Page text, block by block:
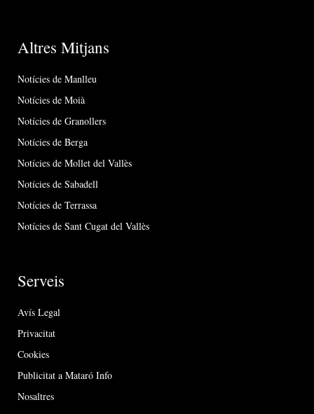
Altres Mitjans
Notícies de Manlleu
Notícies de Moià
Notícies de Granollers
Notícies de Berga
Notícies de Mollet del Vallès
Notícies de Sabadell
Notícies de Terrassa
Notícies de Sant Cugat del Vallès
Serveis
Avís Legal
Privacitat
Cookies
Publicitat a Mataró Info
Nosaltres